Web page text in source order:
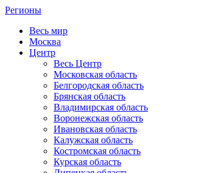
Регионы
Весь мир
Москва
Центр
Весь Центр
Московская область
Белгородская область
Брянская область
Владимирская область
Воронежская область
Ивановская область
Калужская область
Костромская область
Курская область